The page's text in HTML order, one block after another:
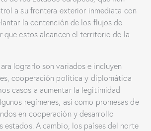
a su frontera exterior inmediata con
la contención de los flujos de
que estos alcancen el territorio de la
lograrlo son variados e incluyen
cooperación política y diplomática
casos a aumentar la legitimidad
regímenes, así como promesas de
en cooperación y desarrollo
estados. A cambio, los países del norte